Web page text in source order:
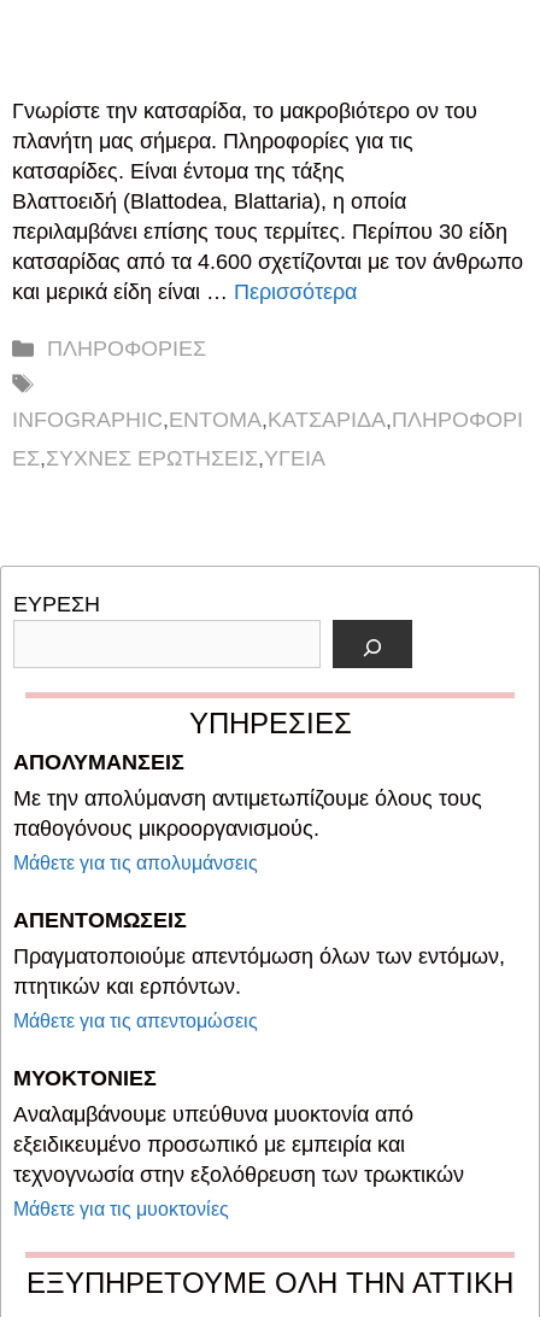
Γνωρίστε την κατσαρίδα, το μακροβιότερο ον του
πλανήτη μας σήμερα. Πληροφορίες για τις
κατσαρίδες. Είναι έντομα της τάξης
Βλαττοειδή (Blattodea, Blattaria), η οποία
περιλαμβάνει επίσης τους τερμίτες. Περίπου 30 είδη
κατσαρίδας από τα 4.600 σχετίζονται με τον άνθρωπο
και μερικά είδη είναι … Περισσότερα
Κατηγορίες
ΠΛΗΡΟΦΟΡΙΕΣ
INFOGRAPHIC,ΕΝΤΟΜΑ,ΚΑΤΣΑΡΙΔΑ,ΠΛΗΡΟΦΟΡΙ
ΕΣ,ΣΥΧΝΕΣ ΕΡΩΤΗΣΕΙΣ,ΥΓΕΙΑ
ΕΥΡΕΣΗ
ΥΠΗΡΕΣΙΕΣ
ΑΠΟΛΥΜΑΝΣΕΙΣ
Με την απολύμανση αντιμετωπίζουμε όλους τους
παθογόνους μικροοργανισμούς.
Μάθετε για τις απολυμάνσεις
ΑΠΕΝΤΟΜΩΣΕΙΣ
Πραγματοποιούμε απεντόμωση όλων των εντόμων,
πτητικών και ερπόντων.
Μάθετε για τις απεντομώσεις
ΜΥΟΚΤΟΝΙΕΣ
Αναλαμβάνουμε υπεύθυνα μυοκτονία από
εξειδικευμένο προσωπικό με εμπειρία και
τεχνογνωσία στην εξολόθρευση των τρωκτικών
Μάθετε για τις μυοκτονίες
ΕΞΥΠΗΡΕΤΟΥΜΕ ΟΛΗ ΤΗΝ ΑΤΤΙΚΗ